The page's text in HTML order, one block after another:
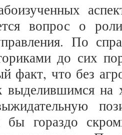
вопрос о
По
до сих
факт, что без
выделившимся
гораздо